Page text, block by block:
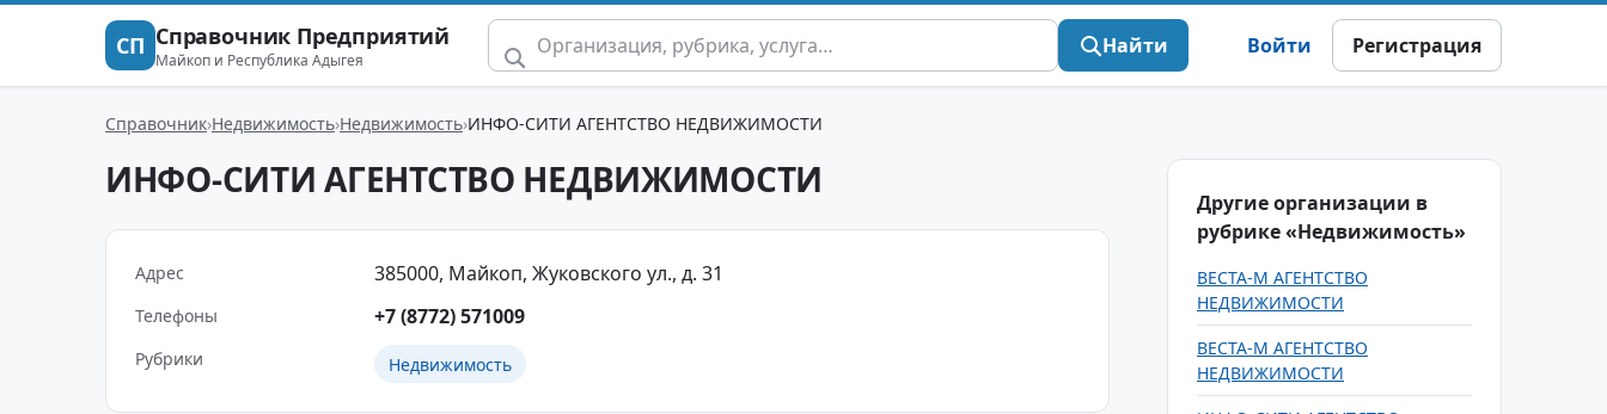
СП Справочник Предприятий
Майкоп и Республика Адыгея
Найти Войти Регистрация
Справочник Недвижимость Недвижимость ИНФО-СИТИ АГЕНТСТВО НЕДВИЖИМОСТИ
ИНФО-СИТИ АГЕНТСТВО НЕДВИЖИМОСТИ
Адрес 385000, Майкоп, Жуковского ул., д. 31
Телефоны +7 (8772) 571009
Рубрики Недвижимость
Другие организации в
рубрике «Недвижимость»
ВЕСТА-М АГЕНТСТВО
НЕДВИЖИМОСТИ
ВЕСТА-М АГЕНТСТВО
НЕДВИЖИМОСТИ